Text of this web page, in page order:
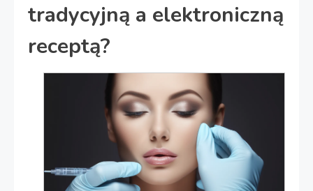
tradycyjną a elektroniczną
receptą?